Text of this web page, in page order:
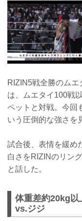
RIZIN5戦全勝のム
は、ムエタイ100戦
ペットと対戦。今回
いう圧倒的な強さを
試合後、表情を緩め
白さをRIZINのリン
と話した。
体重差約20kg以
vs.ジジ